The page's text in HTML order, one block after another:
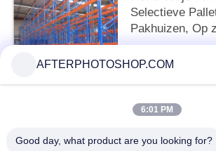
Selectieve
Pakhuizen, Op
berekend Pallet
Systeem
CONTACTEER
AFTERPHOTOSHOP.COM
6:01 PM
Good day, what product are you looking for?